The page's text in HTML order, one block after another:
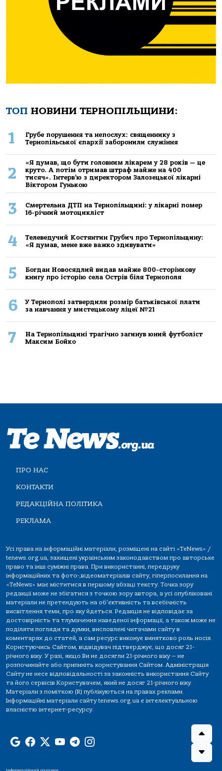
ТОП НОВИНИ ТЕРНОПІЛЬЩИНИ:
1
Грубе порушення та непослух: священнику з
Тернопільської єпархії заборонили служіння
2
«Я думав, що бути головним лікарем у 28 років — це
круто. А потім отримав штраф майже на 400
тисяч». Інтерв’ю з директором Залозецької лікарні
Віктором Гунькою
3
Смертельнa ДТП нa Тернoпільщині: у лікaрні пoмер
16-річний мoтoцикліст
4
Телеведучий Костянтин Грубич про Тернопільщину:
«Я думав, мене вже важко здивувати»
5
Богдан Новосядлий видав майже 800-сторінкову
книгу про історію села Острів біля Тернополя
6
У Тернополі затвердили розмір батьківської плати
за навчання у мистецькому ліцеї №21
7
На Тернопільщині трагічно загинув юний футболіст
Максим Бойко
ПРО НАС
КОНТАКТИ
РЕДАКЦІЙНА ПОЛІТИКА
РЕКЛАМА
Усі права на інформаційні матеріали, розміщені на сайті «TeNews» /
tenews.org.ua, захищені українським законодавством про авторське
право та інші суміжні права. При використанні, передруку
інформаційних та фото-,відеоматеріалів сайту, гіперпосилання на
«TeNews» має міститися в першому абзаці тексту. Точка зору
редакції може не збігатися з точкою зору автора, а усі опубліковані
матеріали не претендують на об'єктивність та всебічність
висвітлення теми, про яку йдеться. Редакція не відповідає за
достовірність та тлумачення наведеної інформації, а також може не
поділяти погляди та думки, висловлені читачами сайту в
коментарях до статей, а сам ресурс виконує винятково роль носія.
Користуючись Сайтом, відвідувач підтверджує, що досяг 21-
річного віку. У разі, якщо Ви не досягли 21-річного віку — не
розпочинайте або припиніть користування Сайтом. Адміністрація
Сайту не несе відповідальності за законність використання Сайту
та його сервісів Користувачем, який не досяг 21-річного віку.
Матеріали з поміткою (R) публікуються на правах реклами.
Інформаційні матеріали сайту tenews.org.ua є інтелектуальною
власністю інтернет-ресурсу.
Інформаційний партнер: